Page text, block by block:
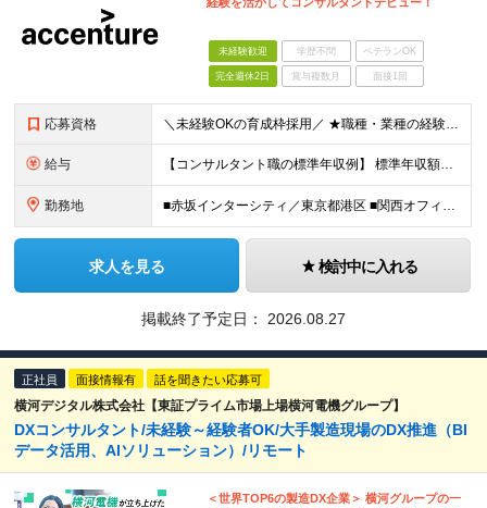
未経験歓迎 学歴不問 ベテランOK
完全週休2日 賞与複数月 面接1回
応募資格 ＼未経験OKの育成枠採用／ ★職種・業種の経験は不問です！ ■大卒以上 ■35歳未満の方（長期キャリア形成のための例外事由 3号のイ） 第二新卒をはじめ、子育てなどのブランクを経て再度キャリアを築き
給与 【コンサルタント職の標準年収例】 標準年収額：6,630,000円（個人/法人業績賞与および各種手当を含んだ場合の理論値） 年額基本給：4,800,000円、月額基本給：400,000円（年額基本給1
勤務地 ■赤坂インターシティ／東京都港区 ■関西オフィス／大阪府大阪市北区 ■アクセンチュア・イノベーションセンター北海道／北海道札幌市 ■アクセンチュア・アドバンスト・テクノロジーセンター仙台／宮城県仙台市
求人を見る 検討中に入れる
掲載終了予定日： 2026.08.27
正社員 面接情報有 話を聞きたい応募可
横河デジタル株式会社【東証プライム市場上場横河電機グループ】
DXコンサルタント/未経験～経験者OK/大手製造現場のDX推進（BI
データ活用、AIソリューション）/リモート
＜世界TOP6の製造DX企業＞ 横河グループの一